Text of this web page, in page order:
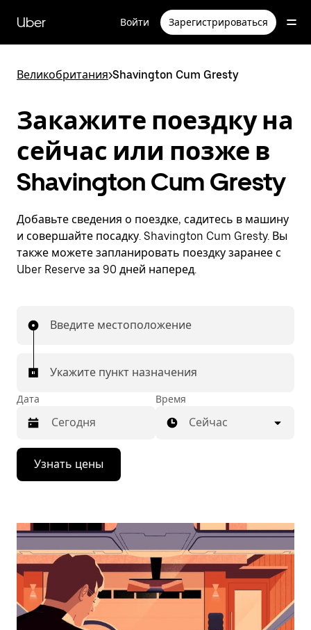
перейти
к
содержимому
Uber Войти Зарегистрироваться
Великобритания>Shavington Cum Gresty
Закажите поездку на
сейчас или позже в
Shavington Cum Gresty
Добавьте сведения о поездке, садитесь в машину
и совершайте посадку. Shavington Cum Gresty. Вы
также можете запланировать поездку заранее с
Uber Reserve за 90 дней наперед.
Введите местоположение
Укажите пункт назначения
Дата
Нажмите
стрелку
вниз,
календарю
выбрать
дату.
Чтобы
закрыть
календарь,
нажмите
Время
Сейчас
Узнать цены